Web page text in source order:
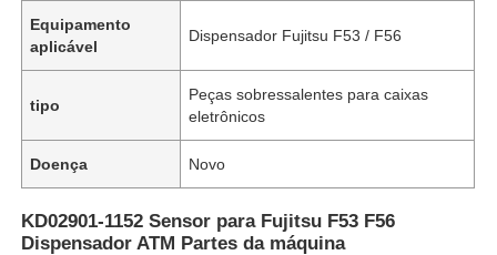
Equipamento
aplicável
Dispensador Fujitsu F53 / F56
tipo
Peças sobressalentes para caixas
eletrônicos
Doença Novo
KD02901-1152 Sensor para Fujitsu F53 F56
Dispensador ATM Partes da máquina